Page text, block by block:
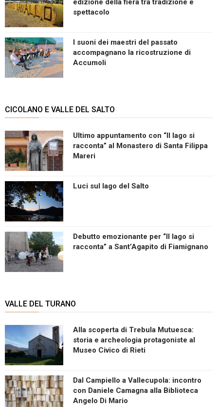
edizione della fiera tra tradizione e
spettacolo
I suoni dei maestri del passato
accompagnano la ricostruzione di
Accumoli
CICOLANO E VALLE DEL SALTO
Ultimo appuntamento con “Il lago si
racconta” al Monastero di Santa Filippa
Mareri
Luci sul lago del Salto
Debutto emozionante per “Il lago si
racconta” a Sant’Agapito di Fiamignano
VALLE DEL TURANO
Alla scoperta di Trebula Mutuesca:
storia e archeologia protagoniste al
Museo Civico di Rieti
Dal Campiello a Vallecupola: incontro
con Daniele Camagna alla Biblioteca
Angelo Di Mario